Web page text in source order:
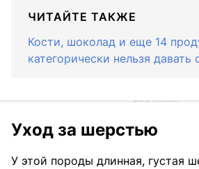
ЧИТАЙТЕ ТАКЖЕ
Кости, шоколад и еще 14
категорически нельзя давать
Уход за шерстью
У этой породы длинная, густая